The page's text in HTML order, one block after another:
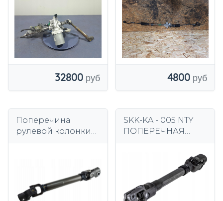
32800 4800
Поперечина
рулевой колонки
SKK-KA - 005 NTY
ПОПЕРЕЧНАЯ